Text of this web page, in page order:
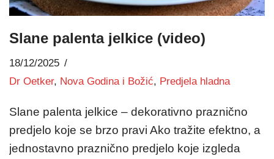
Slane palenta jelkice (video)
18/12/2025
Dr Oetker, Nova Godina i Božić, Predjela hladna
Slane palenta jelkice – dekorativno praznično
predjelo koje se brzo pravi Ako tražite efektno, a
jednostavno praznično predjelo koje izgleda